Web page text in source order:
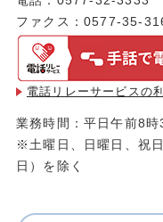
ファクス：0577-35-
電話リレーサービスの
業務時間：平日午前8
※土曜日、日曜日、祝
日）を除く